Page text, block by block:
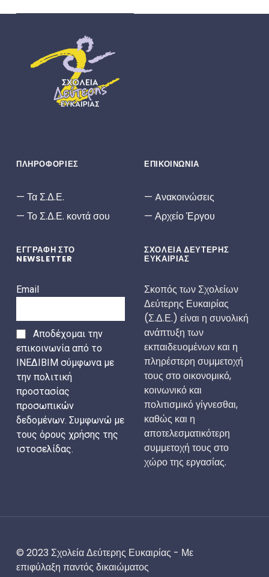
ΣΔΕ
ΣΧΟΛΕΊΑ ΔΕΎΤΕΡΗΣ ΕΥΚΑΙΡΊΑΣ
ΠΛΗΡΟΦΟΡΙΕΣ
Τα Σ.Δ.Ε.
Το Σ.Δ.Ε. κοντά σου
ΕΠΙΚΟΙΝΩΝΙΑ
Aνακοινώσεις
Αρχείο Έργου
ΕΓΓΡΑΦΗ ΣΤΟ
NEWSLETTER
Email
Αποδέχομαι την
επικοινωνία από το
ΙΝΕΔΙΒΙΜ σύμφωνα με
την πολιτική
προστασίας
προσωπικών
δεδομένων. Συμφωνώ με
τους όρους χρήσης της
ιστοσελίδας.
ΣΧΟΛΕΙΑ ΔΕΥΤΕΡΗΣ
ΕΥΚΑΙΡΙΑΣ
Σκοπός των Σχολείων
Δεύτερης Ευκαιρίας
(Σ.Δ.Ε.) είναι η συνολική
ανάπτυξη των
εκπαιδευομένων και η
πληρέστερη συμμετοχή
τους στο οικονομικό,
κοινωνικό και
πολιτισμικό γίγνεσθαι,
καθώς και η
αποτελεσματικότερη
συμμετοχή τους στο
χώρο της εργασίας.
© 2023 Σχολεία Δεύτερης Ευκαιρίας - Με
επιφύλαξη παντός δικαιώματος